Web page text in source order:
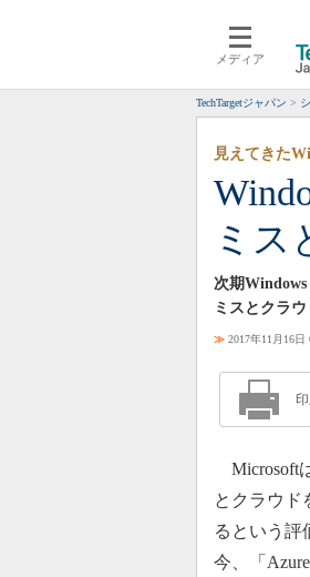
メディア
クラウド
スマートモバイ
ネットワーク
システム運用管
TechTargetジャパン
ミス
見えてきた
次期
ミスとクラ
≫ 2017年11月16日
Microsoft
とクラウド
るという評
今、「